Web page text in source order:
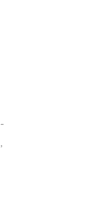
,